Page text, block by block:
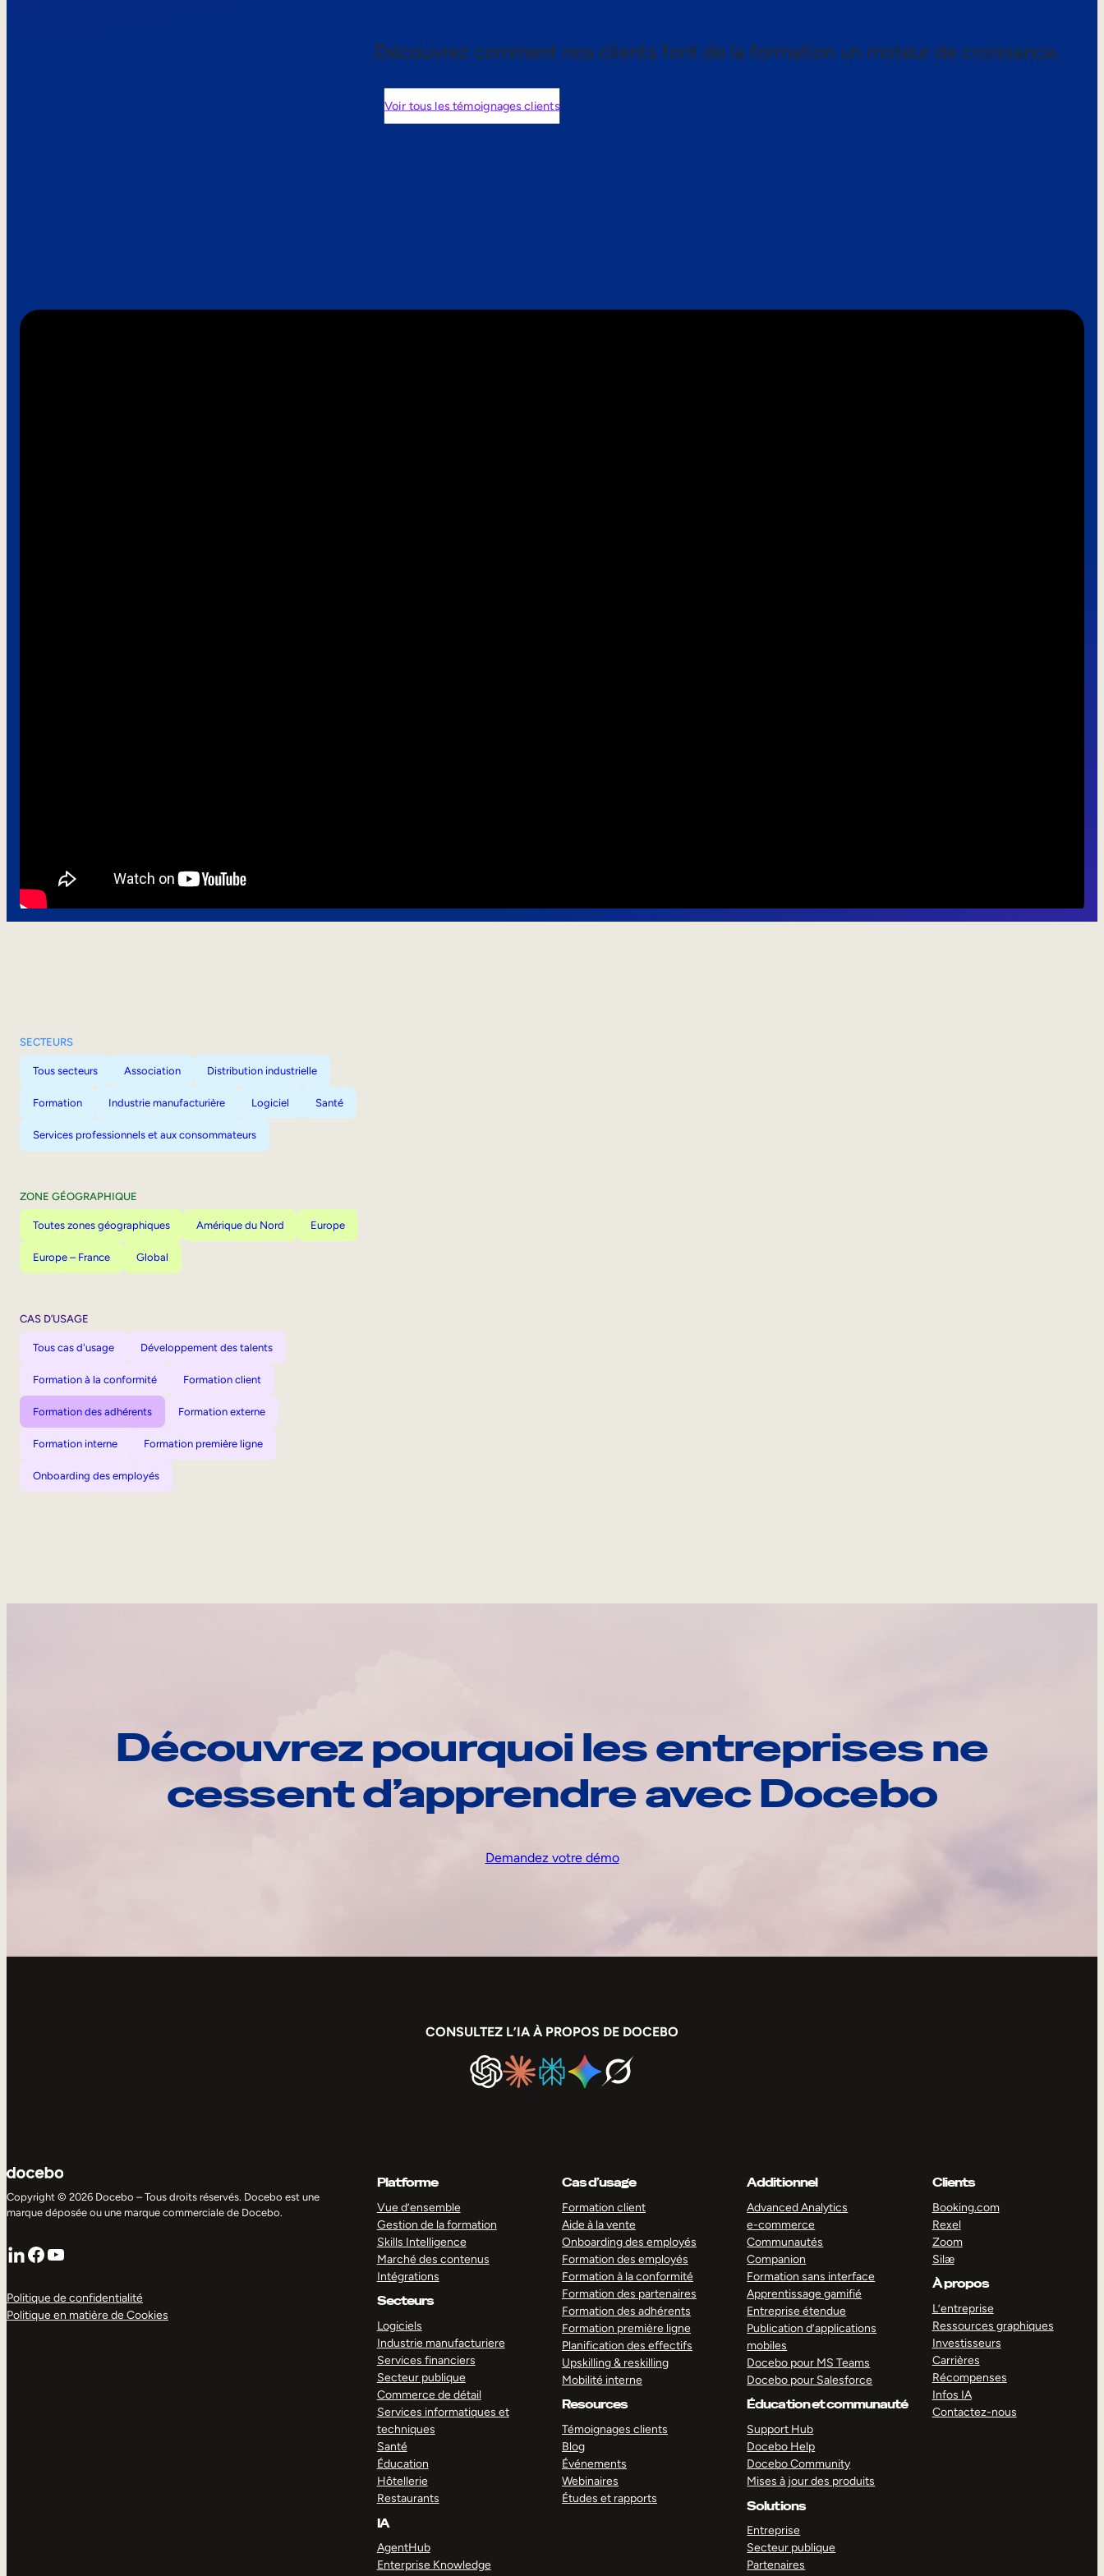
Découvrez comment nos clients font de la formation un moteur de croissance.
Voir tous les témoignages clients
SECTEURS
Tous secteurs Association Distribution industrielle
Formation Industrie manufacturière Logiciel Santé
Services professionnels et aux consommateurs
ZONE GÉOGRAPHIQUE
Toutes zones géographiques Amérique du Nord Europe
Europe – France Global
CAS D’USAGE
Tous cas d'usage Développement des talents
Formation à la conformité Formation client
Formation des adhérents Formation externe
Formation interne Formation première ligne
Onboarding des employés
Découvrez pourquoi les entreprises ne
cessent d’apprendre avec Docebo
Demandez votre démo
CONSULTEZ L’IA À PROPOS DE DOCEBO
Copyright © 2026 Docebo – Tous droits réservés. Docebo est une
marque déposée ou une marque commerciale de Docebo.
LinkedIn
Facebook
YouTube
Politique de confidentialité
Politique en matière de Cookies
Platforme
Vue d’ensemble
Gestion de la formation
Skills Intelligence
Marché des contenus
Intégrations
Secteurs
Logiciels
Industrie manufacturiere
Services financiers
Secteur publique
Commerce de détail
Services informatiques et
techniques
Santé
Éducation
Hôtellerie
Restaurants
IA
AgentHub
Enterprise Knowledge
Cas d’usage
Formation client
Aide à la vente
Onboarding des employés
Formation des employés
Formation à la conformité
Formation des partenaires
Formation des adhérents
Formation première ligne
Planification des effectifs
Upskilling & reskilling
Mobilité interne
Resources
Témoignages clients
Blog
Événements
Webinaires
Études et rapports
Additionnel
Advanced Analytics
e-commerce
Communautés
Companion
Formation sans interface
Apprentissage gamifié
Entreprise étendue
Publication d’applications
mobiles
Docebo pour MS Teams
Docebo pour Salesforce
Éducation et communauté
Support Hub
Docebo Help
Docebo Community
Mises à jour des produits
Solutions
Entreprise
Secteur publique
Partenaires
Clients
Booking.com
Rexel
Zoom
Silæ
À propos
L’entreprise
Ressources graphiques
Investisseurs
Carrières
Récompenses
Infos IA
Contactez-nous